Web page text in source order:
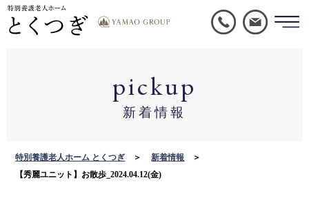
pickup
新着情報
特別養護老人ホーム とくつぎ 新着情報
【秀麗ユニット】お散歩_2024.04.12(金)